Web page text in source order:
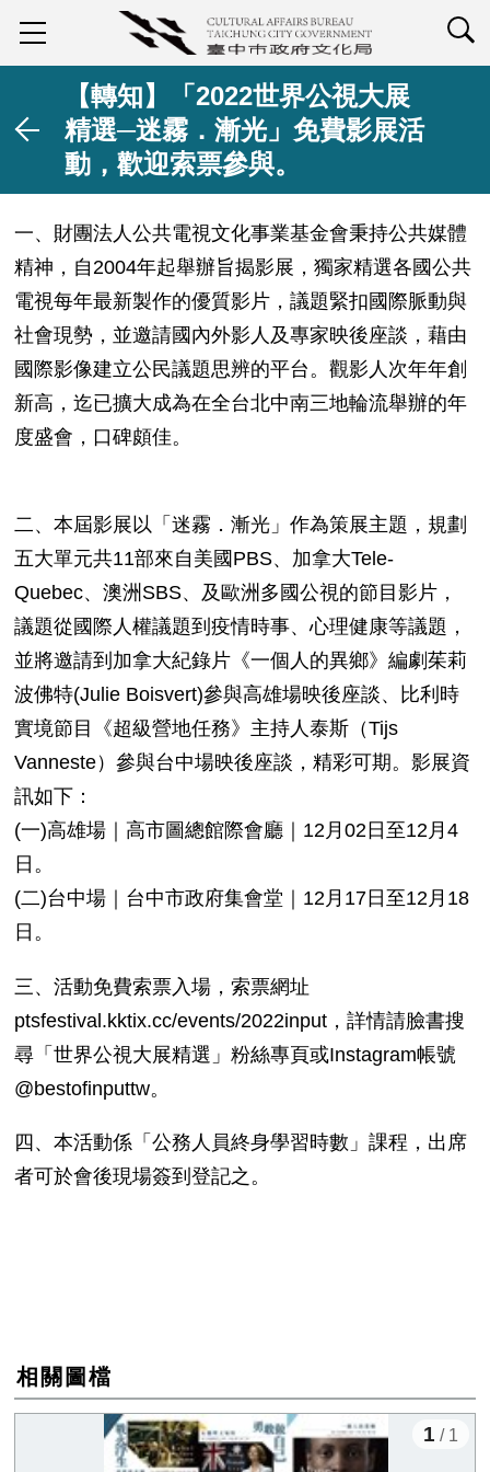
【轉知】「2022世界公視大展
精選─迷霧．漸光」免費影展活
動，歡迎索票參與。
一、財團法人公共電視文化事業基金會秉持公共媒體
精神，自2004年起舉辦旨揭影展，獨家精選各國公共
電視每年最新製作的優質影片，議題緊扣國際脈動與
社會現勢，並邀請國內外影人及專家映後座談，藉由
國際影像建立公民議題思辨的平台。觀影人次年年創
新高，迄已擴大成為在全台北中南三地輪流舉辦的年
度盛會，口碑頗佳。
二、本屆影展以「迷霧．漸光」作為策展主題，規劃
五大單元共11部來自美國PBS、加拿大Tele-
Quebec、澳洲SBS、及歐洲多國公視的節目影片，
議題從國際人權議題到疫情時事、心理健康等議題，
並將邀請到加拿大紀錄片《一個人的異鄉》編劇茱莉
波佛特(Julie Boisvert)參與高雄場映後座談、比利時
實境節目《超級營地任務》主持人泰斯（Tijs
Vanneste）參與台中場映後座談，精彩可期。影展資
訊如下：
(一)高雄場｜高市圖總館際會廳｜12月02日至12月4
日。
(二)台中場｜台中市政府集會堂｜12月17日至12月18
日。
三、活動免費索票入場，索票網址
ptsfestival.kktix.cc/events/2022input，詳情請臉書搜
尋「世界公視大展精選」粉絲專頁或Instagram帳號
@bestofinputtw。
四、本活動係「公務人員終身學習時數」課程，出席
者可於會後現場簽到登記之。
相關圖檔
1 / 1